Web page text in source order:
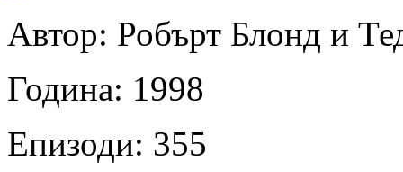
Автор: Робърт Блонд и
Година: 1998
Епизоди: 355